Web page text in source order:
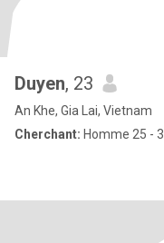
Duyen, 23
An Khe, Gia Lai, Vietnam
Cherchant: Homme 25 -